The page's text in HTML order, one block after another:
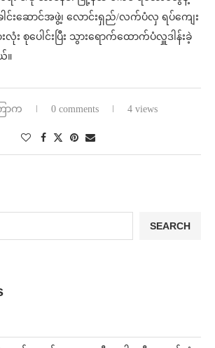
းဆောင်အဖွဲ့၊ လောင်းရှည်/လက်ပံလှ ရပ်ကျေး
လုံး စုပေါင်းပြီး သွားရောက်ထောက်ပံလှူဒါန်းခဲ့
။
ာက 0 comments 4 views
SEARCH